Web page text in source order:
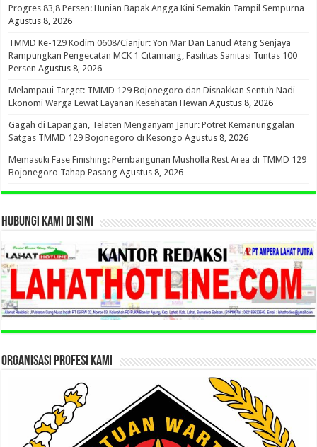
Progres 83,8 Persen: Hunian Bapak Angga Kini Semakin Tampil Sempurna
Agustus 8, 2026
TMMD Ke-129 Kodim 0608/Cianjur: Yon Mar Dan Lanud Atang Senjaya
Rampungkan Pengecatan MCK 1 Citamiang, Fasilitas Sanitasi Tuntas 100
Persen Agustus 8, 2026
Melampaui Target: TMMD 129 Bojonegoro dan Disnakkan Sentuh Nadi
Ekonomi Warga Lewat Layanan Kesehatan Hewan Agustus 8, 2026
Gagah di Lapangan, Telaten Menganyam Janur: Potret Kemanunggalan
Satgas TMMD 129 Bojonegoro di Kesongo Agustus 8, 2026
Memasuki Fase Finishing: Pembangunan Musholla Rest Area di TMMD 129
Bojonegoro Tahap Pasang Agustus 8, 2026
HUBUNGI KAMI DI SINI
ORGANISASI PROFESI KAMI